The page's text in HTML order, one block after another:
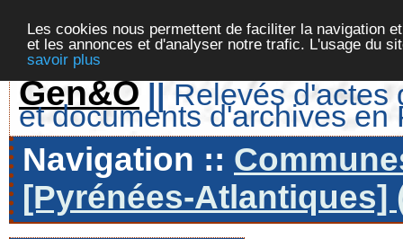
Les cookies nous permettent de faciliter la navigation
et les annonces et d'analyser notre trafic. L'usage du
savoir plus
Gen&O || Relevés d'actes
et documents d'archives en
Navigation ::
[Pyrénées-Atlantiques]